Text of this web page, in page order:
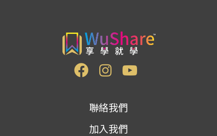
聯絡我們
加入我們